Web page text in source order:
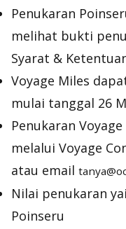
Penukaran
melihat bukti
Syarat &
Voyage Miles
mulai tanggal 26
Penukaran
melalui Voyage
atau email
Nilai penukaran
Poinseru